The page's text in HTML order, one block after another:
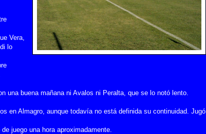
Vera,
lo
una buena mañana ni Avalos ni Peralta, que se lo notó lento.
en Almagro, aunque todavía no está definida su continuidad. Jugó
juego una hora aproximadamente.